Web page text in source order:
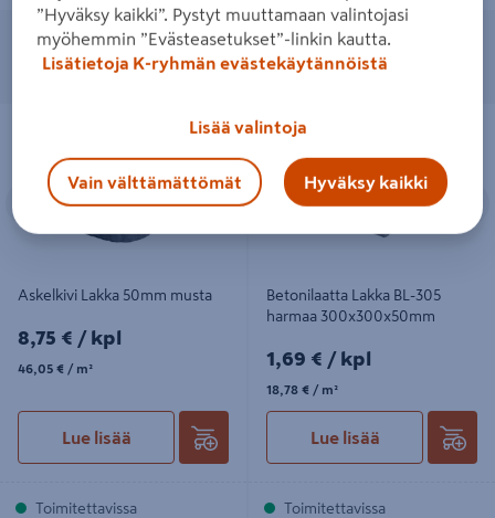
Valitse suosikkisi pihakivien uutuuksista
Edellinen Seuraava
Askelkivi Lakka 50mm musta
8,75€/kpl
8,75 € / kpl
46,05€/m²
46,05 € / m²
Lue lisää
Toimitettavissa
300x300x50mm
Edellinen
Betonilaatta Lakka BL-305
harmaa 300x300x50mm
1,69€/kpl
1,69 € / kpl
18,78€/m²
18,78 € / m²
Lue lisää
Suosikkituote
Toimitettavissa
”Hyväksy kaikki”. Pystyt muuttamaan valintojasi
myöhemmin ”Evästeasetukset”-linkin kautta.
Lisätietoja K-ryhmän evästekäytännöistä
Lisää valintoja
Vain välttämättömät Hyväksy kaikki